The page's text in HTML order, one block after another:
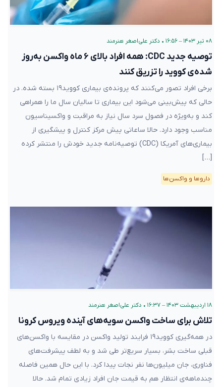
۰۸ تیر ۱۴۰۳ – ۱۶:۵۶ • دکتر علی‌اصغر هنرمند
توصیه جدید CDC: همه افراد بالای ۶ ماه واکسن به‌روز
شده‌ی کووید را تزریق کنند
برخی افراد تصور می‌کنند که پرونده‌ی بیماری کووید۱۹ بسته شده. در
حالی که پیش‌بینی می‌شود این بیماری تا سالیان سال ما را همراهی
کند و به‌ویژه در فصول سرد سال نیاز به مراقبت و واکسیناسیون
مناسب وجود دارد. حالا ساعاتی پیش مرکز کنترل و پیشگیری از
بیماری‌های آمریکا (CDC) توصیه‌نامه جدید خودش را منتشر کرده
[…]
دارو‌ها و واکسن‌ها
۱۸ اردیبهشت ۱۴۰۳ – ۱۶:۳۷ • دکتر علی‌اصغر هنرمند
تلاش برای ساخت واکسن سویه‌های آینده ویروس کرونا
در همه‌گیری کووید۱۹ فرایند تولید واکسن در مقایسه با واکسن‌های
قبلی ساخت بشر، بسیار سریع‌تر طی شد و به لطف پیشرفت‌های
فناوری، جان میلیون‌ها نفر نجات پیدا کرد. با این حال همین فاصله
چندماهه‌ی انتظار هم به قیمت جان افراد زیادی تمام شد. حالا